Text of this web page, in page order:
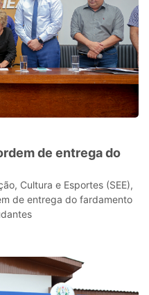
de entrega do
Cultura e Esportes (SEE),
de entrega do fardamento